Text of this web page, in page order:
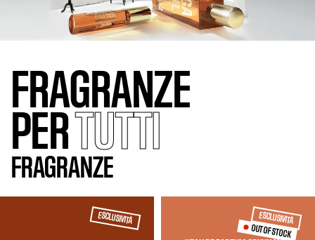
FRAGRANZE
PERTUTTI
FRAGRANZE
ESCLUSIVITÀ ESCLUSIVITÀ
OUT OF STOCK